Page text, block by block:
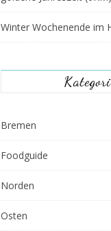
Winter Wochenende im
Bremen
Foodguide
Norden
Osten